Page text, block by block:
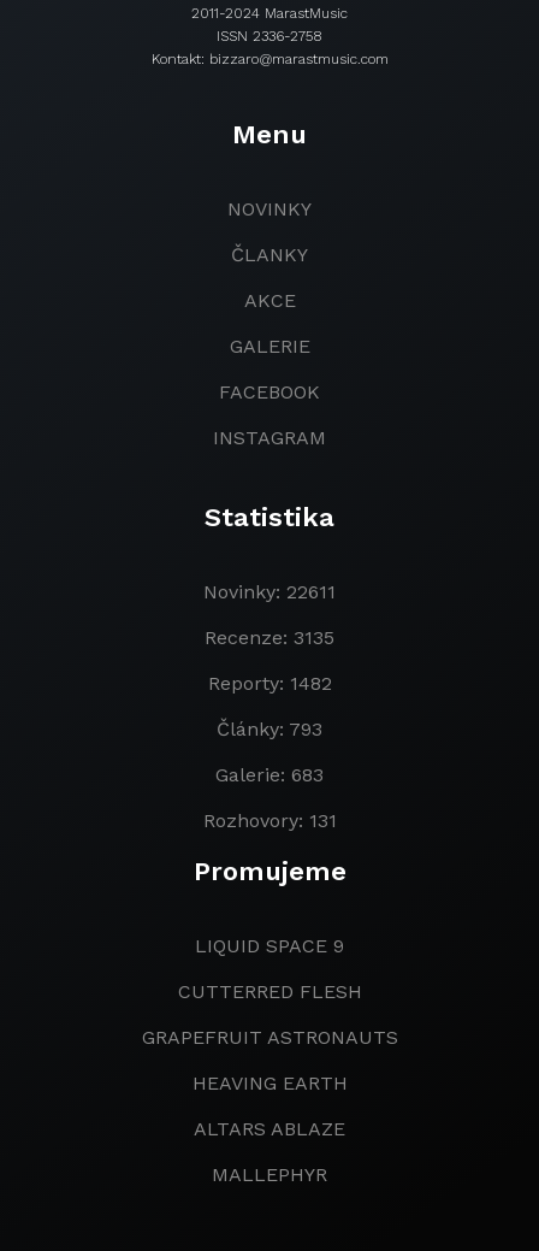
2011-2024 MarastMusic
ISSN 2336-2758
Kontakt: bizzaro@marastmusic.com
Menu
NOVINKY
ČLANKY
AKCE
GALERIE
FACEBOOK
INSTAGRAM
Statistika
Novinky: 22611
Recenze: 3135
Reporty: 1482
Články: 793
Galerie: 683
Rozhovory: 131
Promujeme
LIQUID SPACE 9
CUTTERRED FLESH
GRAPEFRUIT ASTRONAUTS
HEAVING EARTH
ALTARS ABLAZE
MALLEPHYR